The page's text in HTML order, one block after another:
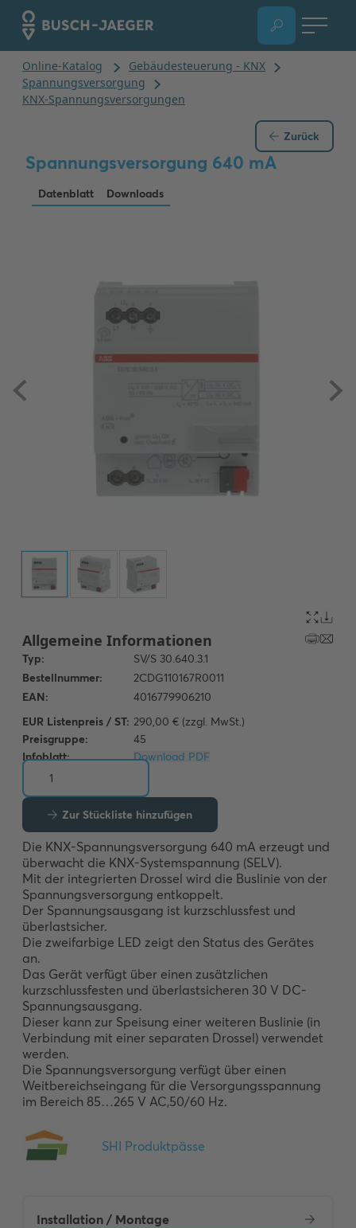
Zurück
Spannungsversorgung 640 mA
Datenblatt Downloads
EUR Listenpreis / ST: 290,00 € (zzgl. MwSt.)
Preisgruppe:
45
Infoblatt:
Download PDF
Zur Stückliste hinzufügen
Die KNX-Spannungsversorgung 640 mA erzeugt und
überwacht die KNX-Systemspannung (SELV).
Mit der integrierten Drossel wird die Buslinie von der
Spannungsversorgung entkoppelt.
Der Spannungsausgang ist kurzschlussfest und
überlastsicher.
Die zweifarbige LED zeigt den Status des Gerätes
an.
Das Gerät verfügt über einen zusätzlichen
kurzschlussfesten und überlastsicheren 30 V DC-
Spannungsausgang.
Dieser kann zur Speisung einer weiteren Buslinie (in
Verbindung mit einer separaten Drossel) verwendet
werden.
Die Spannungsversorgung verfügt über einen
Weitbereichseingang für die Versorgungsspannung
im Bereich 85…265 V AC,50/60 Hz.
Installation / Montage